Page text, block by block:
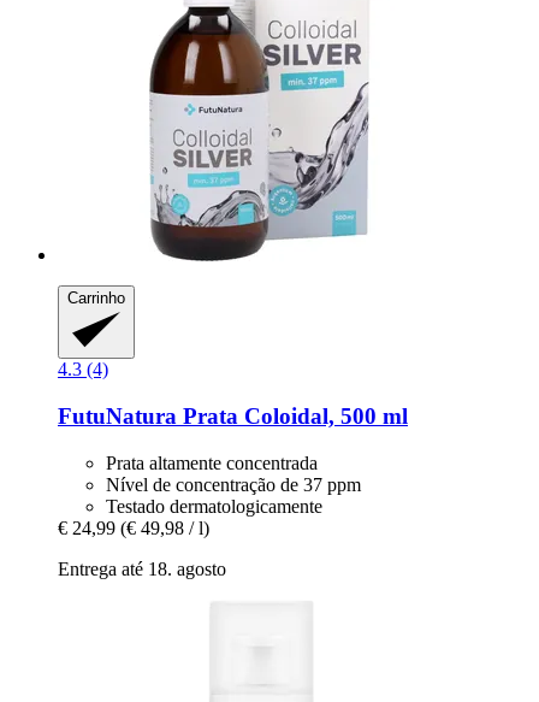
Carrinho
4.3 (4)
FutuNatura Prata Coloidal, 500 ml
Prata altamente concentrada
Nível de concentração de 37 ppm
Testado dermatologicamente
€ 24,99 (€ 49,98 / l)
Entrega até 18. agosto